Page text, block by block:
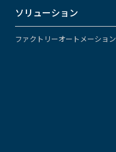
ソリューション
ファクトリーオートメーション